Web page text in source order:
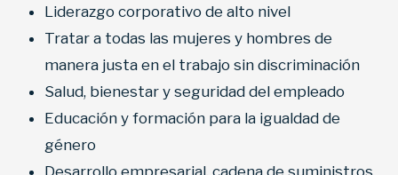
Liderazgo corporativo de alto nivel
Tratar a todas las mujeres y hombres de
manera justa en el trabajo sin discriminación
Salud, bienestar y seguridad del empleado
Educación y formación para la igualdad de
género